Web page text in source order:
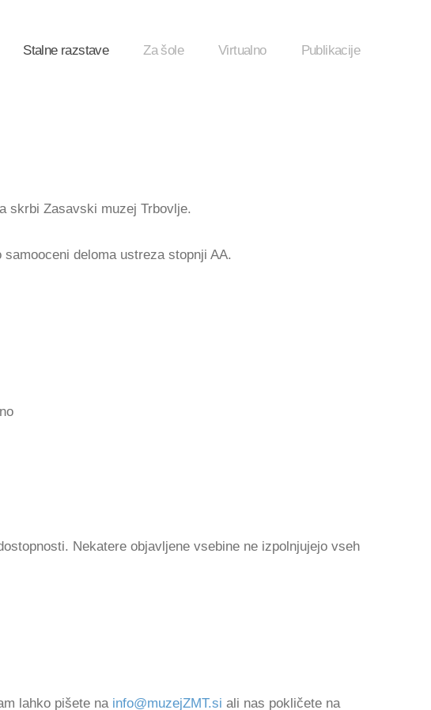
Stalne razstave Za šole Virtualno Publikacije
skrbi Zasavski muzej Trbovlje.
deloma ustreza stopnji AA.
Nekatere objavljene vsebine ne izpolnjujejo vseh
lahko pišete na info@muzejZMT.si ali nas pokličete na